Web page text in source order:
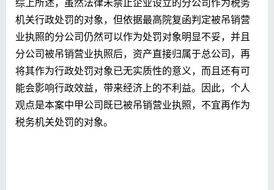
机关行政处罚的对象，但依据最高院复函判定被吊销营
业执照的分公司仍然可以作为处罚对象明显不妥，并且
分公司被吊销营业执照后，资产直接归属于总公司，再
将其作为行政处罚对象已无实质性的意义，而且还有可
能会影响行政效益，带来经济上的不利益。因此，个人
观点是本案中甲公司既已被吊销营业执照，不宜再作为
税务机关处罚的对象。